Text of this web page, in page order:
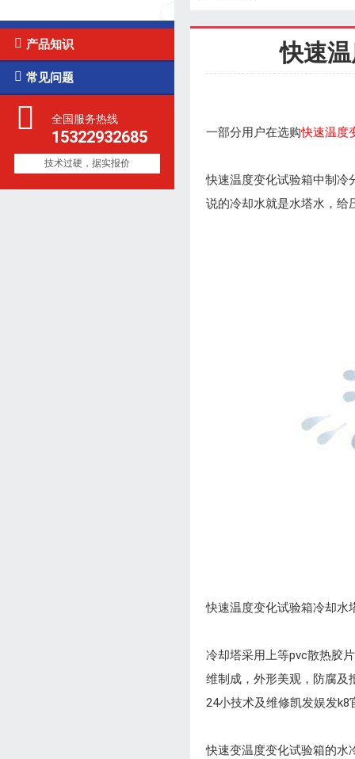
 产品知识
 常见问题
全国服务热线
15322932685
技术过硬，据实报价
快速
一部分用户在选购快速温度
快速温度变化试验箱中制冷
说的冷却水就是水塔水，给
快速温度变化试验箱冷却水
冷却塔采用上等pvc散热胶
维制成，外形美观，防腐及
24小技术及维修凯发娱发
快速变温度变化试验箱的水